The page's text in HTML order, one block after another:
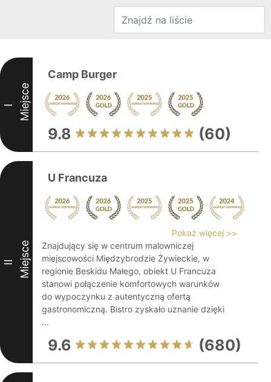
I Miejsce
Camp Burger
9.8 (60)
II Miejsce
U Francuza
Pokaż więcej >>
Znajdujący się w centrum malowniczej
miejscowości Międzybrodzie Żywieckie, w
regionie Beskidu Małego, obiekt U Francuza
stanowi połączenie komfortowych warunków
do wypoczynku z autentyczną ofertą
gastronomiczną. Bistro zyskało uznanie dzięki
...
9.6 (680)